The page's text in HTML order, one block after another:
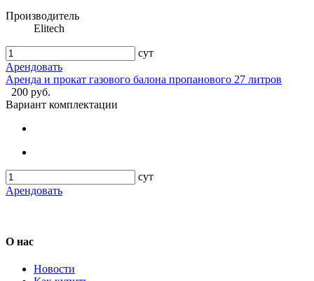
Производитель
Elitech
сут
Арендовать
Аренда и прокат газового балона пропанового 27 литров
200 руб.
Вариант комплектации
сут
Арендовать
О нас
Новости